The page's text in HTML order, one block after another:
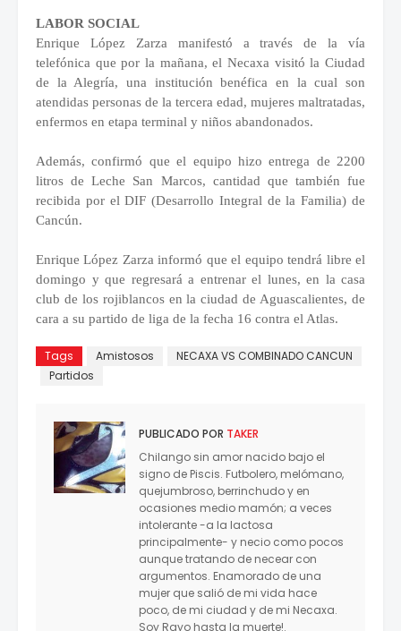
LABOR SOCIAL
Enrique López Zarza manifestó a través de la vía
telefónica que por la mañana, el Necaxa visitó la Ciudad
de la Alegría, una institución benéfica en la cual son
atendidas personas de la tercera edad, mujeres maltratadas,
enfermos en etapa terminal y niños abandonados.
Además, confirmó que el equipo hizo entrega de 2200
litros de Leche San Marcos, cantidad que también fue
recibida por el DIF (Desarrollo Integral de la Familia) de
Cancún.
Enrique López Zarza informó que el equipo tendrá libre el
domingo y que regresará a entrenar el lunes, en la casa
club de los rojiblancos en la ciudad de Aguascalientes, de
cara a su partido de liga de la fecha 16 contra el Atlas.
Tags Amistosos
NECAXA VS COMBINADO CANCUN
Partidos
PUBLICADO POR TAKER
Chilango sin amor nacido bajo el
signo de Piscis. Futbolero, melómano,
quejumbroso, berrinchudo y en
ocasiones medio mamón; a veces
intolerante -a la lactosa
principalmente- y necio como pocos
aunque tratando de necear con
argumentos. Enamorado de una
mujer que salió de mi vida hace
poco, de mi ciudad y de mi Necaxa.
Soy Rayo hasta la muerte!.